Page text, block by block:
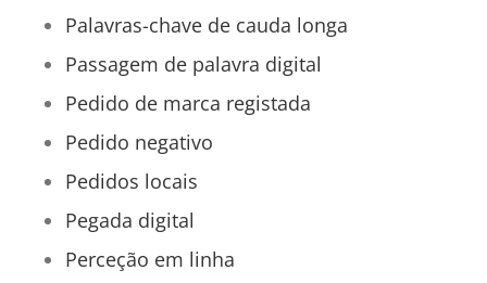
Palavras-chave de cauda longa
Passagem de palavra digital
Pedido de marca registada
Pedido negativo
Pedidos locais
Pegada digital
Perceção em linha